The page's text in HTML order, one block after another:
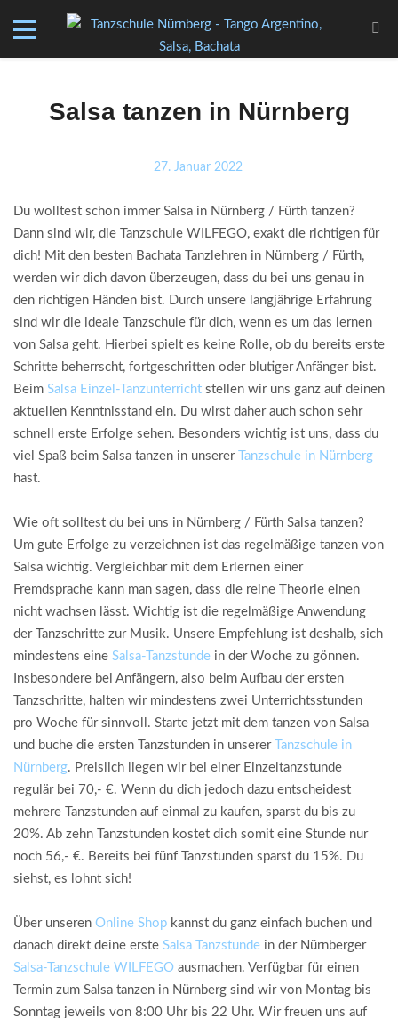
Salsa tanzen in Nürnberg
27. Januar 2022
Du wolltest schon immer Salsa in Nürnberg / Fürth tanzen?
Dann sind wir, die Tanzschule WILFEGO, exakt die richtigen für
dich! Mit den besten Bachata Tanzlehren in Nürnberg / Fürth,
werden wir dich davon überzeugen, dass du bei uns genau in
den richtigen Händen bist. Durch unsere langjährige Erfahrung
sind wir die ideale Tanzschule für dich, wenn es um das lernen
von Salsa geht. Hierbei spielt es keine Rolle, ob du bereits erste
Schritte beherrscht, fortgeschritten oder blutiger Anfänger bist.
Beim Salsa Einzel-Tanzunterricht stellen wir uns ganz auf deinen
aktuellen Kenntnisstand ein. Du wirst daher auch schon sehr
schnell erste Erfolge sehen. Besonders wichtig ist uns, dass du
viel Spaß beim Salsa tanzen in unserer
Tanzschule in Nürnberg
hast.
Wie oft solltest du bei uns in Nürnberg / Fürth Salsa tanzen?
Um gute Erfolge zu verzeichnen ist das regelmäßige tanzen von
Salsa wichtig. Vergleichbar mit dem Erlernen einer
Fremdsprache kann man sagen, dass die reine Theorie einen
nicht wachsen lässt. Wichtig ist die regelmäßige Anwendung
der Tanzschritte zur Musik. Unsere Empfehlung ist deshalb, sich
mindestens eine Salsa-Tanzstunde in der Woche zu gönnen.
Insbesondere bei Anfängern, also beim Aufbau der ersten
Tanzschritte, halten wir mindestens zwei Unterrichtsstunden
pro Woche für sinnvoll. Starte jetzt mit dem tanzen von Salsa
und buche die ersten Tanzstunden in unserer
Tanzschule in
Nürnberg. Preislich liegen wir bei einer Einzeltanzstunde
regulär bei 70,- €. Wenn du dich jedoch dazu entscheidest
mehrere Tanzstunden auf einmal zu kaufen, sparst du bis zu
20%. Ab zehn Tanzstunden kostet dich somit eine Stunde nur
noch 56,- €. Bereits bei fünf Tanzstunden sparst du 15%. Du
siehst, es lohnt sich!
Über unseren Online Shop kannst du ganz einfach buchen und
danach direkt deine erste Salsa Tanzstunde in der Nürnberger
Salsa-Tanzschule WILFEGO ausmachen. Verfügbar für einen
Termin zum Salsa tanzen in Nürnberg sind wir von Montag bis
Sonntag jeweils von 8:00 Uhr bis 22 Uhr. Wir freuen uns auf